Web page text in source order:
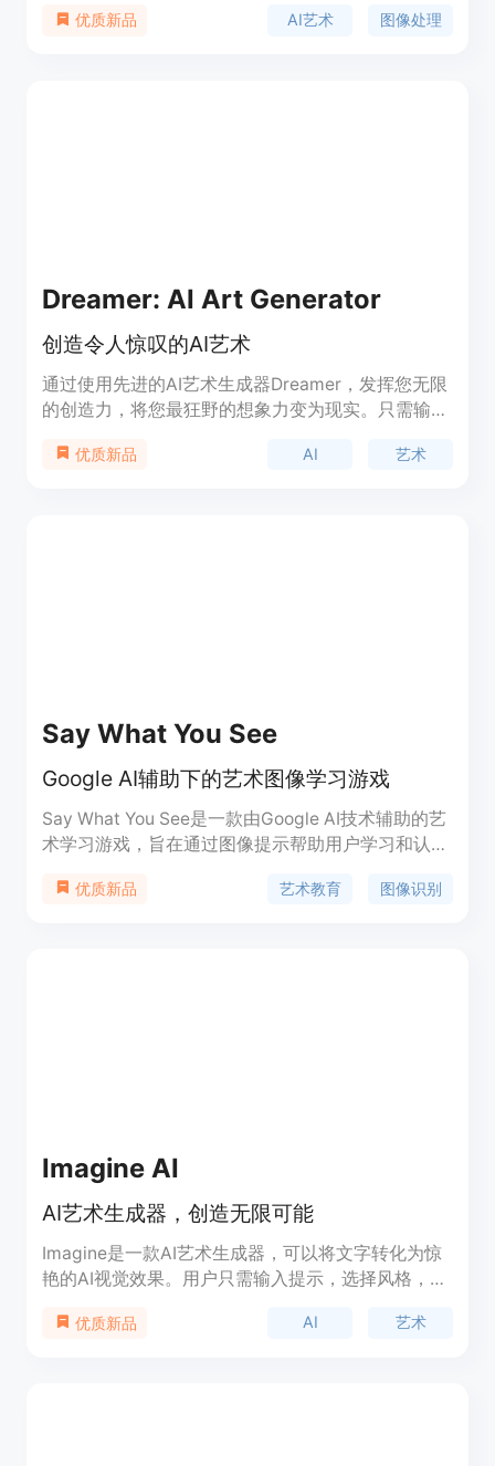
释放您的创造力。
优质新品 AI艺术 图像处理
Dreamer: AI Art Generator
创造令人惊叹的AI艺术
通过使用先进的AI艺术生成器Dreamer，发挥您无限
的创造力，将您最狂野的想象力变为现实。只需输入
生成壁纸、图像、绘画和数字杰作！
优质新品 AI 艺术
Say What You See
Google AI辅助下的艺术图像学习游戏
Say What You See是一款由Google AI技术辅助的艺
术学习游戏，旨在通过图像提示帮助用户学习和认识
在轻松愉快的氛围中探索艺术世界。
优质新品 艺术教育 图像识别
Imagine AI
AI艺术生成器，创造无限可能
Imagine是一款AI艺术生成器，可以将文字转化为惊
艳的AI视觉效果。用户只需输入提示，选择风格，
Imagine还提供了多种AI图像生成工具，让用户探索
优质新品 AI 艺术